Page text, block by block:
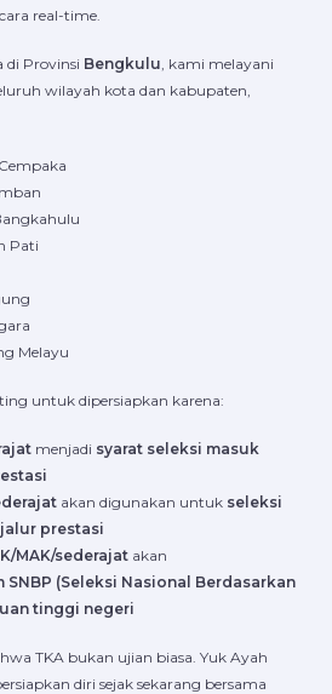
real-time.
di Provinsi Bengkulu , kami melayani
wilayah kota dan kabupaten,
Pati
Melayu
untuk dipersiapkan karena:
menjadi syarat seleksi masuk
akan digunakan untuk seleksi
jalur prestasi
MAK/sederajat akan
(Seleksi Nasional Berdasarkan
tinggi negeri
TKA bukan ujian biasa. Yuk Ayah
diri sejak sekarang bersama